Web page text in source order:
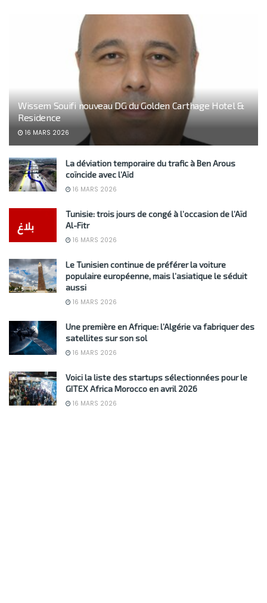
Wissem Souifi nouveau DG du Golden Carthage Hotel &
Residence
16 MARS 2026
La déviation temporaire du trafic à Ben Arous
coïncide avec l’Aïd
16 MARS 2026
Tunisie: trois jours de congé à l’occasion de l’Aïd
Al-Fitr
16 MARS 2026
Le Tunisien continue de préférer la voiture
populaire européenne, mais l’asiatique le séduit
aussi
16 MARS 2026
Une première en Afrique: l’Algérie va fabriquer des
satellites sur son sol
16 MARS 2026
Voici la liste des startups sélectionnées pour le
GITEX Africa Morocco en avril 2026
16 MARS 2026